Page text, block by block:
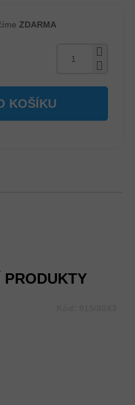
KOŠÍKU
ZDARMA
PRODUKTY